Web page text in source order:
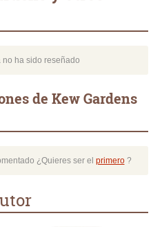
no ha sido reseñado
de Kew Gardens
¿Quieres ser el primero?